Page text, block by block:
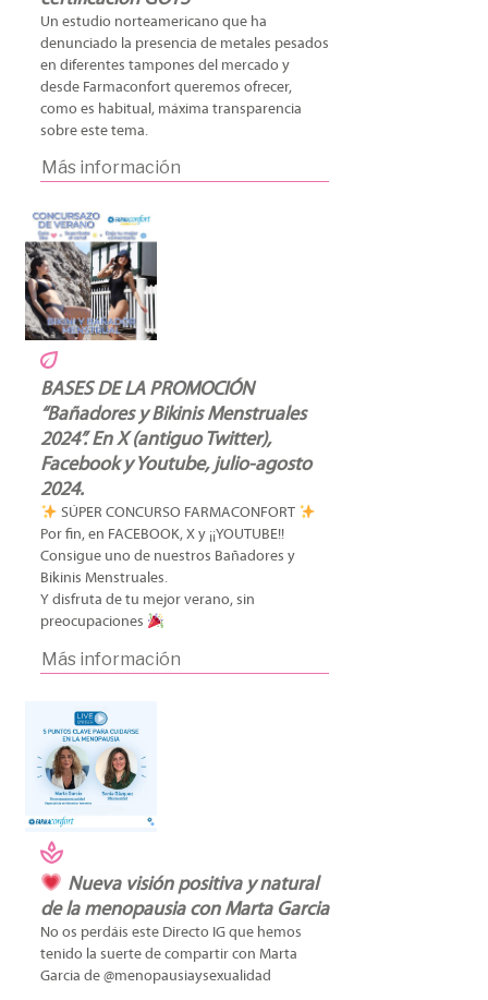
Un estudio norteamericano que ha
denunciado la presencia de metales pesados
en diferentes tampones del mercado y
desde Farmaconfort queremos ofrecer,
como es habitual, máxima transparencia
sobre este tema.
Más información
BASES DE LA PROMOCIÓN
“Bañadores y Bikinis Menstruales
2024”. En X (antiguo Twitter),
Facebook y Youtube, julio-agosto
2024.
SÚPER CONCURSO FARMACONFORT
Por fin, en FACEBOOK, X y ¡¡YOUTUBE!!
Consigue uno de nuestros Bañadores y
Bikinis Menstruales.
Y disfruta de tu mejor verano, sin
preocupaciones
Más información
Nueva visión positiva y natural
de la menopausia con Marta Garcia
No os perdáis este Directo IG que hemos
tenido la suerte de compartir con Marta
Garcia de @menopausiaysexualidad